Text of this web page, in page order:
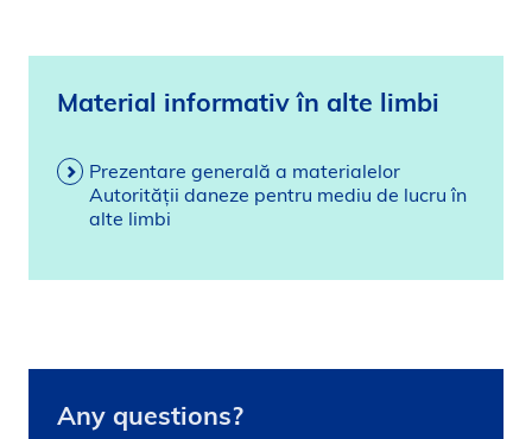
Material informativ în alte limbi
Prezentare generală a materialelor
Autorității daneze pentru mediu de lucru în
alte limbi
Any questions?